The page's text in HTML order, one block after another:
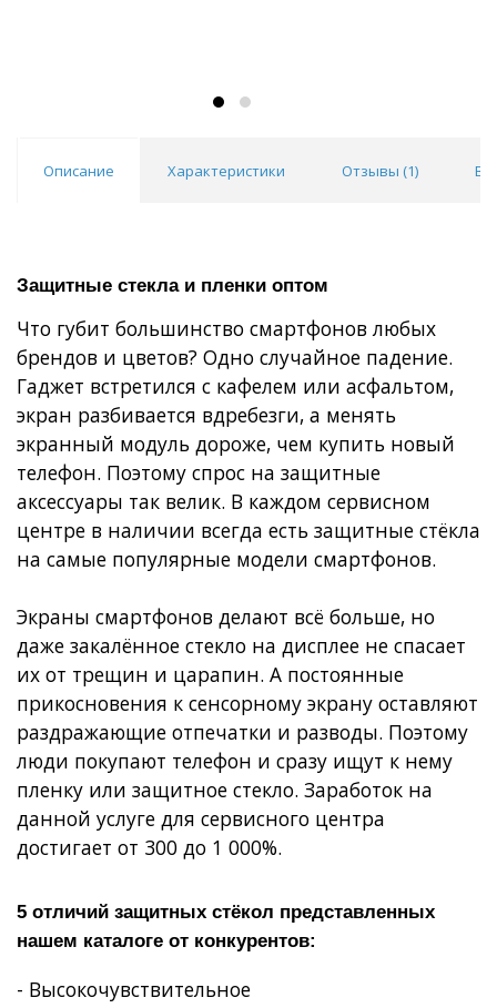
Описание Характеристики Отзывы (1)
Защитные стекла и пленки оптом
Что губит большинство смартфонов любых
брендов и цветов? Одно случайное падение.
Гаджет встретился с кафелем или асфальтом,
экран разбивается вдребезги, а менять
экранный модуль дороже, чем купить новый
телефон. Поэтому спрос на защитные
аксессуары так велик. В каждом сервисном
центре в наличии всегда есть защитные стёкла
на самые популярные модели смартфонов.
Экраны смартфонов делают всё больше, но
даже закалённое стекло на дисплее не спасает
их от трещин и царапин. А постоянные
прикосновения к сенсорному экрану оставляют
раздражающие отпечатки и разводы. Поэтому
люди покупают телефон и сразу ищут к нему
пленку или защитное стекло. Заработок на
данной услуге для сервисного центра
достигает от 300 до 1 000%.
5 отличий защитных стёкол представленных
нашем каталоге от конкурентов:
- Высокочувствительное